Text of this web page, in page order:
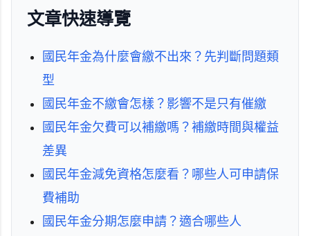
文章快速導覽
國民年金為什麼會繳不出來？先判斷問題類
型
國民年金不繳會怎樣？影響不是只有催繳
國民年金欠費可以補繳嗎？補繳時間與權益
差異
國民年金減免資格怎麼看？哪些人可申請保
費補助
國民年金分期怎麼申請？適合哪些人